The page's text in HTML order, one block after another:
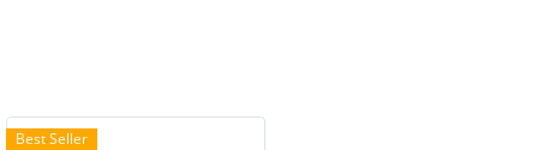
Best Seller